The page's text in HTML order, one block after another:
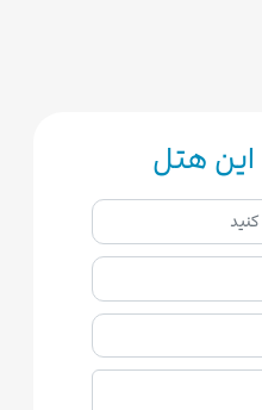
این هتل